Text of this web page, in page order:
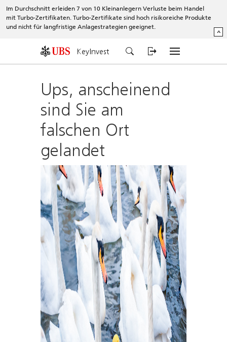
Im Durchschnitt erleiden 7 von 10 Kleinanlegern Verluste beim Handel
mit Turbo-Zertifikaten. Turbo-Zertifikate sind hoch risikoreiche Produkte
und nicht für langfristige Anlagestrategien geeignet.
^
KeyInvest
Ups, anscheinend
sind Sie am
falschen Ort
gelandet